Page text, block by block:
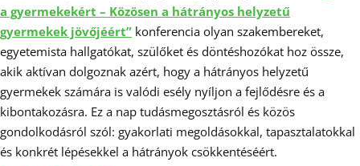
a gyermekekért – Közösen a hátrányos helyzetű
gyermekek jövőjéért” konferencia olyan szakembereket,
egyetemista hallgatókat, szülőket és döntéshozókat hoz össze,
akik aktívan dolgoznak azért, hogy a hátrányos helyzetű
gyermekek számára is valódi esély nyíljon a fejlődésre és a
kibontakozásra. Ez a nap tudásmegosztásról és közös
gondolkodásról szól: gyakorlati megoldásokkal, tapasztalatokkal
és konkrét lépésekkel a hátrányok csökkentéséért.